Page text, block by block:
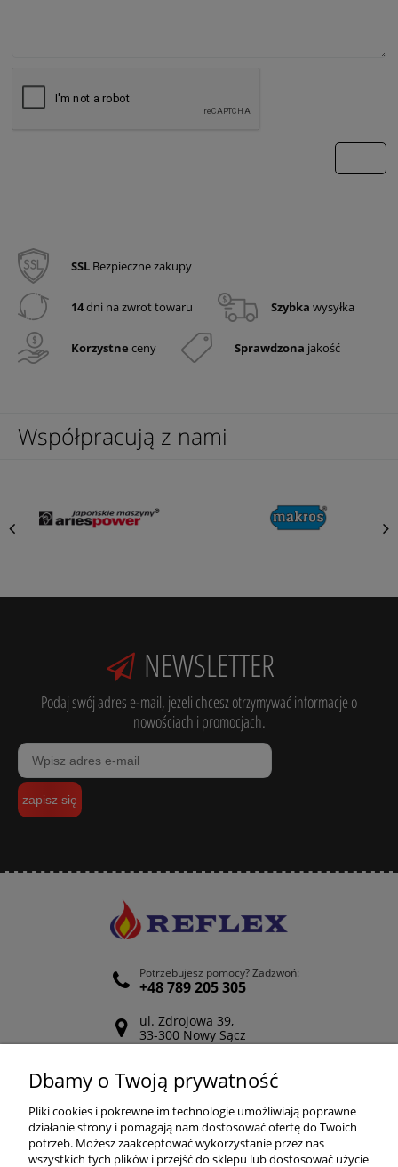
SSL Bezpieczne zakupy
14dni na zwrot towaru Szybka wysyłka
Korzystne ceny Sprawdzona jakość
Współpracują z nami
NEWSLETTER
Podaj swój adres e-mail, jeżeli chcesz otrzymywać informacje o
nowościach i promocjach.
zapisz się
Potrzebujesz pomocy? Zadzwoń:
+48 789 205 305
ul. Zdrojowa 39,
33-300 Nowy Sącz
Odwiedź nasz Facebook
POMOC
Dbamy o Twoją prywatność
Pliki cookies i pokrewne im technologie umożliwiają poprawne
działanie strony i pomagają nam dostosować ofertę do Twoich
potrzeb. Możesz zaakceptować wykorzystanie przez nas
wszystkich tych plików i przejść do sklepu lub dostosować użycie